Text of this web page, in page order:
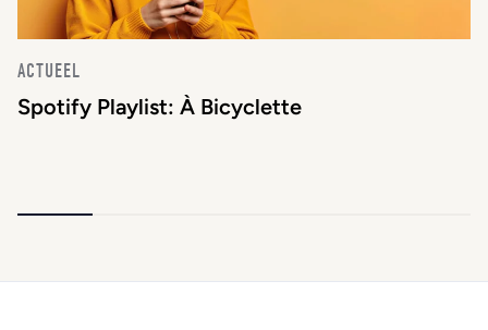
ACTUEEL
Spotify Playlist: À Bicyclette